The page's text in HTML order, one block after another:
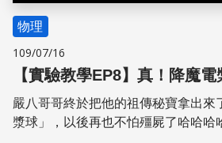
物理
109/07/16
【實驗教學EP8】真！降魔電
嚴八哥哥終於把他的祖傳秘寶拿出來
漿球」，以後再也不怕殭屍了哈哈哈